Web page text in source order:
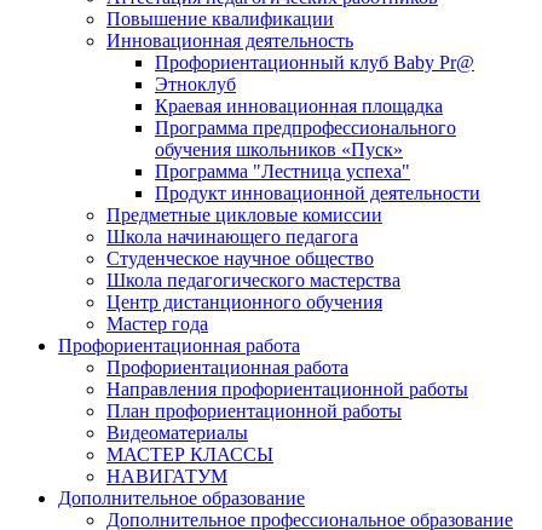
Повышение квалификации
Инновационная деятельность
Профориентационный клуб Baby Pr@
Этноклуб
Краевая инновационная площадка
Программа предпрофессионального
обучения школьников «Пуск»
Программа "Лестница успеха"
Продукт инновационной деятельности
Предметные цикловые комиссии
Школа начинающего педагога
Студенческое научное общество
Школа педагогического мастерства
Центр дистанционного обучения
Мастер года
Профориентационная работа
Профориентационная работа
Направления профориентационной работы
План профориентационной работы
Видеоматериалы
МАСТЕР КЛАССЫ
НАВИГАТУМ
Дополнительное образование
Дополнительное профессиональное образование